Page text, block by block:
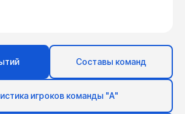
Составы команд
игроков команды "А"